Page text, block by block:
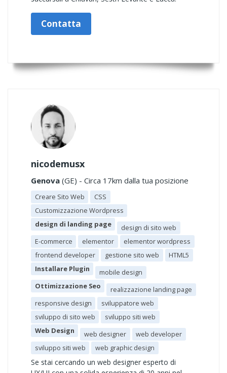
Contatta
nicodemusx
Genova (GE) - Circa 17km dalla tua posizione
Creare Sito Web
CSS
Customizzazione Wordpress
design di landing page
design di sito web
E-commerce
elementor
elementor wordpress
frontend developer
gestione sito web
HTML5
Installare Plugin
mobile design
Ottimizzazione Seo
realizzazione landing page
responsive design
sviluppatore web
sviluppo di sito web
sviluppo siti web
Web Design
web designer
web developer
sviluppo siti web
web graphic design
Se stai cercando un web designer esperto di